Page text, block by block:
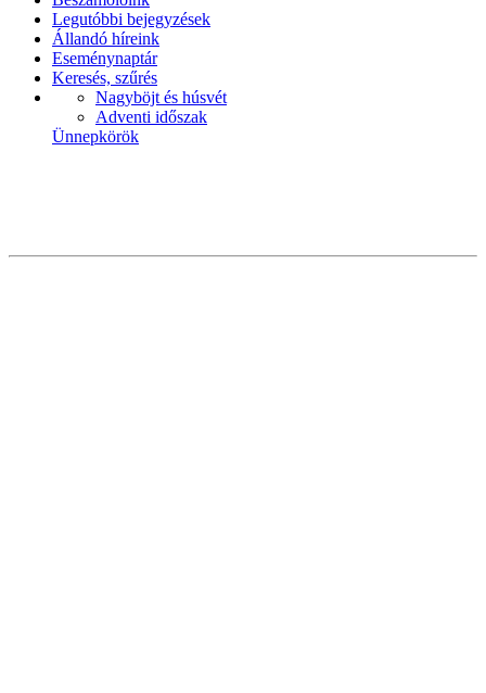
Legutóbbi bejegyzések
Állandó híreink
Eseménynaptár
Keresés, szűrés
Nagyböjt és húsvét
Adventi időszak
Ünnepkörök